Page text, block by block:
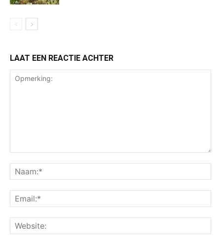
LAAT EEN REACTIE ACHTER